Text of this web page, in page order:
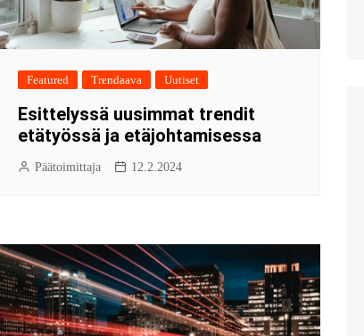
Featured Trendaava Uutiset
Esittelyssä uusimmat trendit
etätyössä ja etäjohtamisessa
Päätoimittaja 12.2.2024